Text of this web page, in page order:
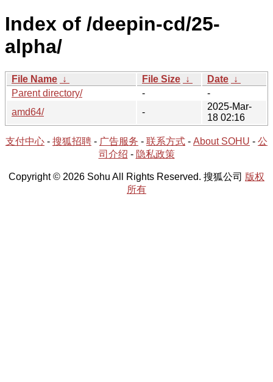
Index of /deepin-cd/25-
alpha/
File Name ↓ File Size ↓ Date ↓
Parent directory/
-
-
amd64/
-
2025-Mar-
18 02:16
支付中心 - 搜狐招聘 - 广告服务 - 联系方式 - About SOHU - 公
司介绍 - 隐私政策
Copyright © 2026 Sohu All Rights Reserved. 搜狐公司 版权
所有